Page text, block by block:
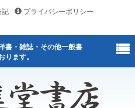
記
プライバシーポリシー
書・雑誌・その他一般書
ます。